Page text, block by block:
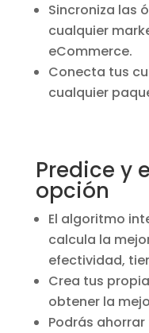
Sincroniza las
cualquier
eCommerce.
Conecta tus
cualquier
Predice y
opción
El algoritmo
calcula la
efectividad,
Crea tus
obtener la
Podrás